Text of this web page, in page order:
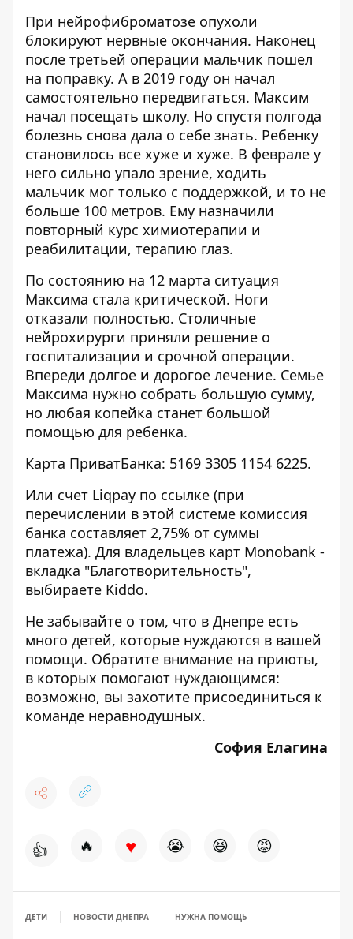
При нейрофиброматозе опухоли
блокируют нервные окончания. Наконец
после третьей операции мальчик пошел
на поправку. А в 2019 году он начал
самостоятельно передвигаться. Максим
начал посещать школу. Но спустя полгода
болезнь снова дала о себе знать. Ребенку
становилось все хуже и хуже. В феврале у
него сильно упало зрение, ходить
мальчик мог только с поддержкой, и то не
больше 100 метров. Ему назначили
повторный курс химиотерапии и
реабилитации, терапию глаз.
По состоянию на 12 марта ситуация
Максима стала критической. Ноги
отказали полностью. Столичные
нейрохирурги приняли решение о
госпитализации и срочной операции.
Впереди долгое и дорогое лечение. Семье
Максима нужно собрать большую сумму,
но любая копейка станет большой
помощью для ребенка.
Карта ПриватБанка: 5169 3305 1154 6225.
Или счет Liqpay по ссылке (при
перечислении в этой системе комиссия
банка составляет 2,75% от суммы
платежа). Для владельцев карт Monobank -
вкладка "Благотворительность",
выбираете Kiddo.
Не забывайте о том, что в Днепре есть
много детей, которые нуждаются в вашей
помощи. Обратите внимание на приюты,
в которых помогают нуждающимся:
возможно, вы захотите присоединиться к
команде неравнодушных.
София Елагина
👍 🔥 ♥ 😭 😆 😡
ДЕТИ НОВОСТИ ДНЕПРА НУЖНА ПОМОЩЬ